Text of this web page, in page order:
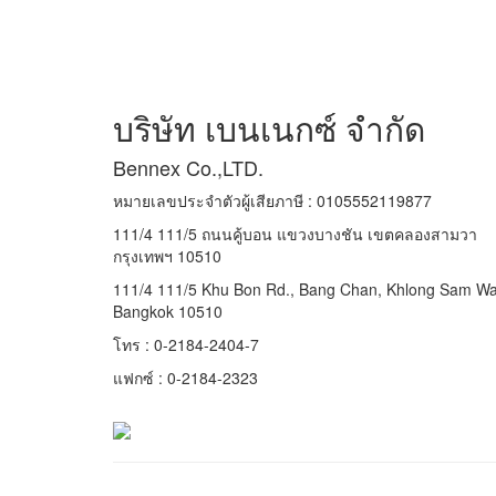
บริษัท เบนเนกซ์ จำกัด
Bennex Co.,LTD.
หมายเลขประจำตัวผู้เสียภาษี : 0105552119877
111/4 111/5 ถนนคู้บอน แขวงบางชัน เขตคลองสามวา
กรุงเทพฯ 10510
111/4 111/5 Khu Bon Rd., Bang Chan, Khlong Sam
Bangkok 10510
โทร : 0-2184-2404-7
แฟกซ์ : 0-2184-2323